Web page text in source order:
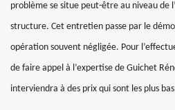
problème se situe peut-être au niveau de
structure. Cet entretien passe par le
opération souvent négligée. Pour
de faire appel à l’expertise de Guichet
interviendra à des prix qui sont les plus